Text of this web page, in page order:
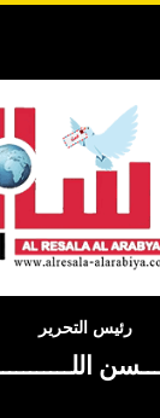
رئيس التحرير